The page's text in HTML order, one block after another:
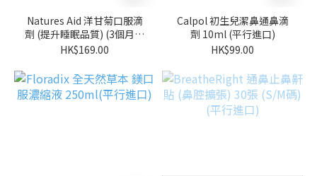
Natures Aid 洋甘菊口服滴
劑 (提升睡眠品質) (3個月至
5歲) 50ml (平行進口)
HK$169.00
Calpol 初生兒潔鼻通鼻滴
劑 10ml (平行進口)
HK$99.00